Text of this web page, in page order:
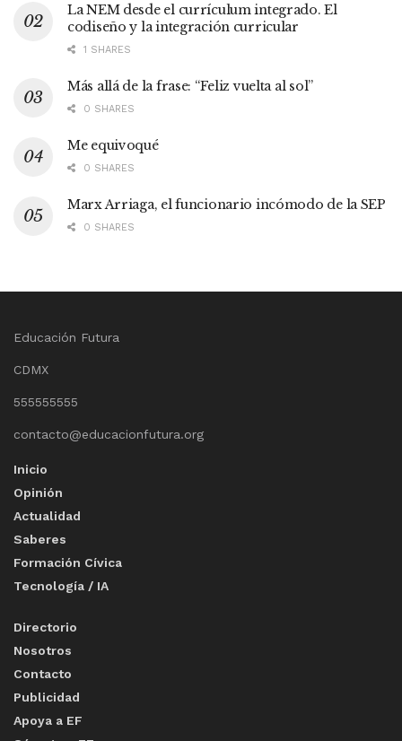
La NEM desde el currículum integrado. El
codiseño y la integración curricular
1 SHARES
Más allá de la frase: “Feliz vuelta al sol”
0 SHARES
Me equivoqué
0 SHARES
Marx Arriaga, el funcionario incómodo de la SEP
0 SHARES
Educación Futura
CDMX
555555555
contacto@educacionfutura.org
Inicio
Opinión
Actualidad
Saberes
Formación Cívica
Tecnología / IA
Directorio
Nosotros
Contacto
Publicidad
Apoya a EF